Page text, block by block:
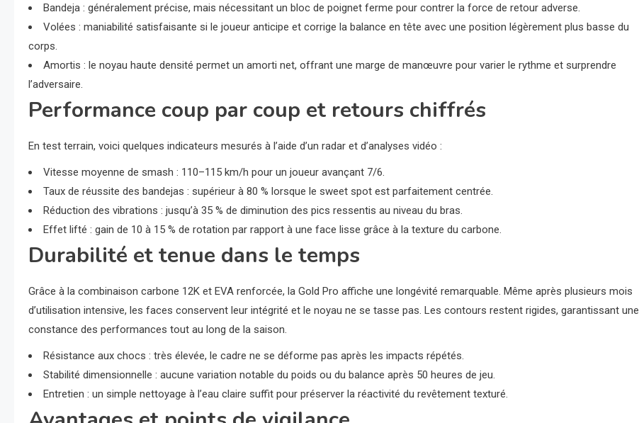
Bandeja : généralement précise, mais nécessitant un bloc de poignet ferme pour contrer la force de retour adverse.
Volées : maniabilité satisfaisante si le joueur anticipe et corrige la balance en tête avec une position légèrement plus basse du
corps.
Amortis : le noyau haute densité permet un amorti net, offrant une marge de manœuvre pour varier le rythme et surprendre
l’adversaire.
Performance coup par coup et retours chiffrés
En test terrain, voici quelques indicateurs mesurés à l’aide d’un radar et d’analyses vidéo :
Vitesse moyenne de smash : 110–115 km/h pour un joueur avançant 7/6.
Taux de réussite des bandejas : supérieur à 80 % lorsque le sweet spot est parfaitement centrée.
Réduction des vibrations : jusqu’à 35 % de diminution des pics ressentis au niveau du bras.
Effet lifté : gain de 10 à 15 % de rotation par rapport à une face lisse grâce à la texture du carbone.
Durabilité et tenue dans le temps
Grâce à la combinaison carbone 12K et EVA renforcée, la Gold Pro affiche une longévité remarquable. Même après plusieurs mois
d’utilisation intensive, les faces conservent leur intégrité et le noyau ne se tasse pas. Les contours restent rigides, garantissant une
constance des performances tout au long de la saison.
Résistance aux chocs : très élevée, le cadre ne se déforme pas après les impacts répétés.
Stabilité dimensionnelle : aucune variation notable du poids ou du balance après 50 heures de jeu.
Entretien : un simple nettoyage à l’eau claire suffit pour préserver la réactivité du revêtement texturé.